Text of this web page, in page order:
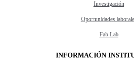
Investigación
Oportunidades
Fab Lab
INFORMACIÓN